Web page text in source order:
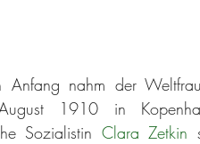
Anfang nahm der
1910 in
Sozialistin Clara Zetkin